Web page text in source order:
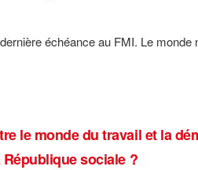
échéance au FMI. Le monde
le monde du travail et la
République sociale ?